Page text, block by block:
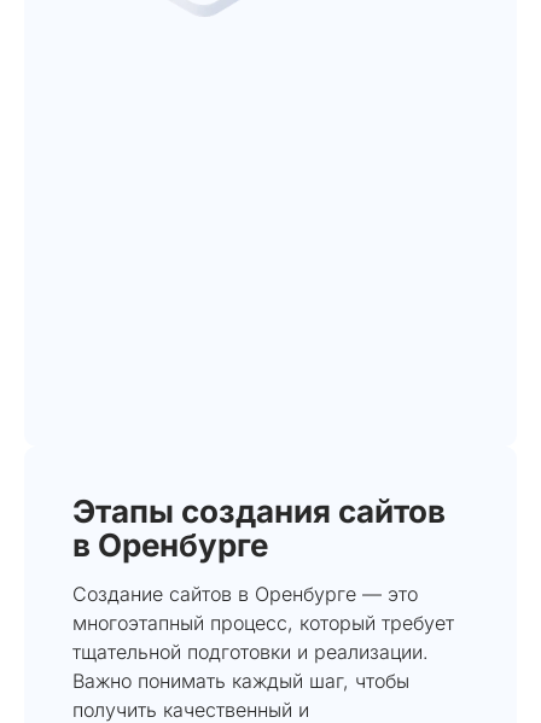
Этапы создания сайтов
в Оренбурге
Создание сайтов в Оренбурге — это
многоэтапный процесс, который требует
тщательной подготовки и реализации.
Важно понимать каждый шаг, чтобы
получить качественный и